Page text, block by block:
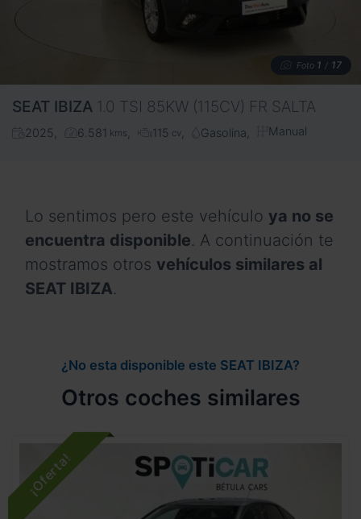
Foto 1 / 17
SEAT IBIZA 1.0 TSI 85KW (115CV) FR SALTA
2025 6.581 kms 115 cv Gasolina Manual
Lo sentimos pero este vehículo ya no se
encuentra disponible. A continuación te
mostramos otros vehículos similares al
SEAT IBIZA.
¿No esta disponible este SEAT IBIZA?
Otros coches similares